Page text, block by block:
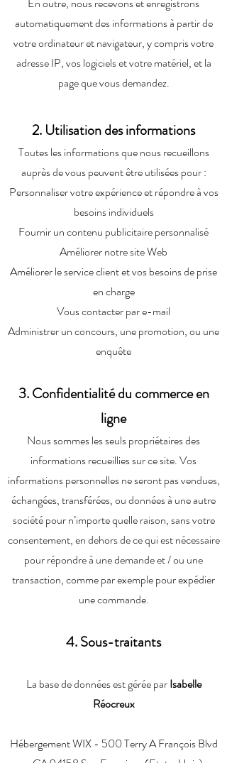
En outre, nous recevons et enregistrons
automatiquement des informations à partir de
votre ordinateur et navigateur, y compris votre
adresse IP, vos logiciels et votre matériel, et la
page que vous demandez.
2. Utilisation des informations
Toutes les informations que nous recueillons
auprès de vous peuvent être utilisées pour :
Personnaliser votre expérience et répondre à vos
besoins individuels
Fournir un contenu publicitaire personnalisé
Améliorer notre site Web
Améliorer le service client et vos besoins de prise
en charge
Vous contacter par e-mail
Administrer un concours, une promotion, ou une
enquête
3. Confidentialité du commerce en
ligne
Nous sommes les seuls propriétaires des
informations recueillies sur ce site. Vos
informations personnelles ne seront pas vendues,
échangées, transférées, ou données à une autre
société pour n’importe quelle raison, sans votre
consentement, en dehors de ce qui est nécessaire
pour répondre à une demande et / ou une
transaction, comme par exemple pour expédier
une commande.
4. Sous-traitants
La base de données est gérée parIsabelle
Réocreux
Hébergement WIX - 500 Terry A François Blvd